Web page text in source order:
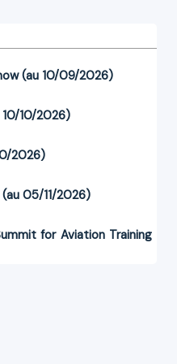
(au 10/09/2026)
10/10/2026)
2026)
05/11/2026)
for Aviation Training